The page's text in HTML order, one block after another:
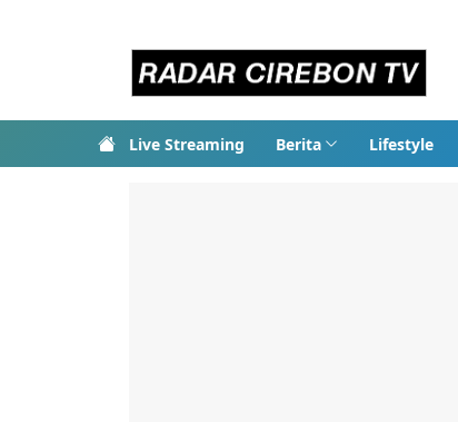
Live Streaming Berita Lifestyle